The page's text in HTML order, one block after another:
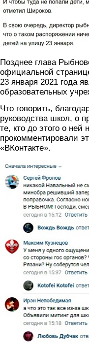
Позднее глава
официальной
23 января 2021 года
образовательных
Что говорить,
руководства школ, о
те, кто до этого о ней
прокомментировали
«ВКонтакте».
bppiaxoshea.jpg